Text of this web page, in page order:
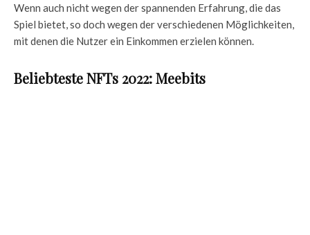
Wenn auch nicht wegen der spannenden Erfahrung, die das
Spiel bietet, so doch wegen der verschiedenen Möglichkeiten,
mit denen die Nutzer ein Einkommen erzielen können.
Beliebteste NFTs 2022: Meebits